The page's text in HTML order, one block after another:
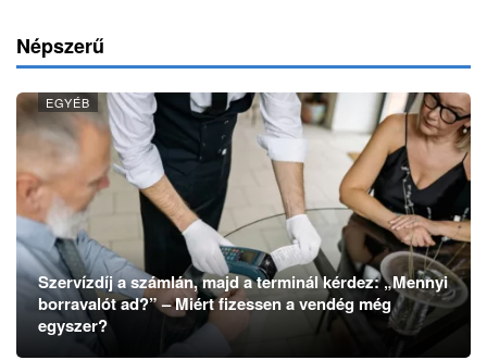
Népszerű
EGYÉB
Szervízdíj a számlán, majd a terminál kérdez: „Mennyi
borravalót ad?” – Miért fizessen a vendég még
egyszer?